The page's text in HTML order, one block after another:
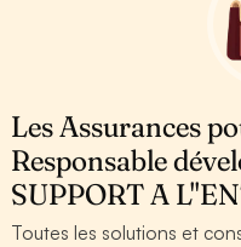
Les Assurances
Responsable
SUPPORT A
Toutes les solutions et